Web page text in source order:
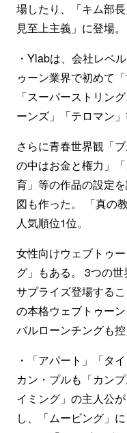
場したり、「キム部
見至上主義」に登場。
・Ylabは、会社レベ
ゥーン業界で初めて
「スーパーストリン
ーンズ」「テロマン」
さらに青春世界観「
の中はお金と権力」
育」等の作品の設定
図も作った。 「真の
人気順位1位。
女性向けウェブトゥ
グ」もある。 3つの
サプライズ登場する
の本格ウェブトゥー
バルローンチングも控
・「アパート」「タ
カン・プルも「カン
イミング」の主人公
し、「ムービング」